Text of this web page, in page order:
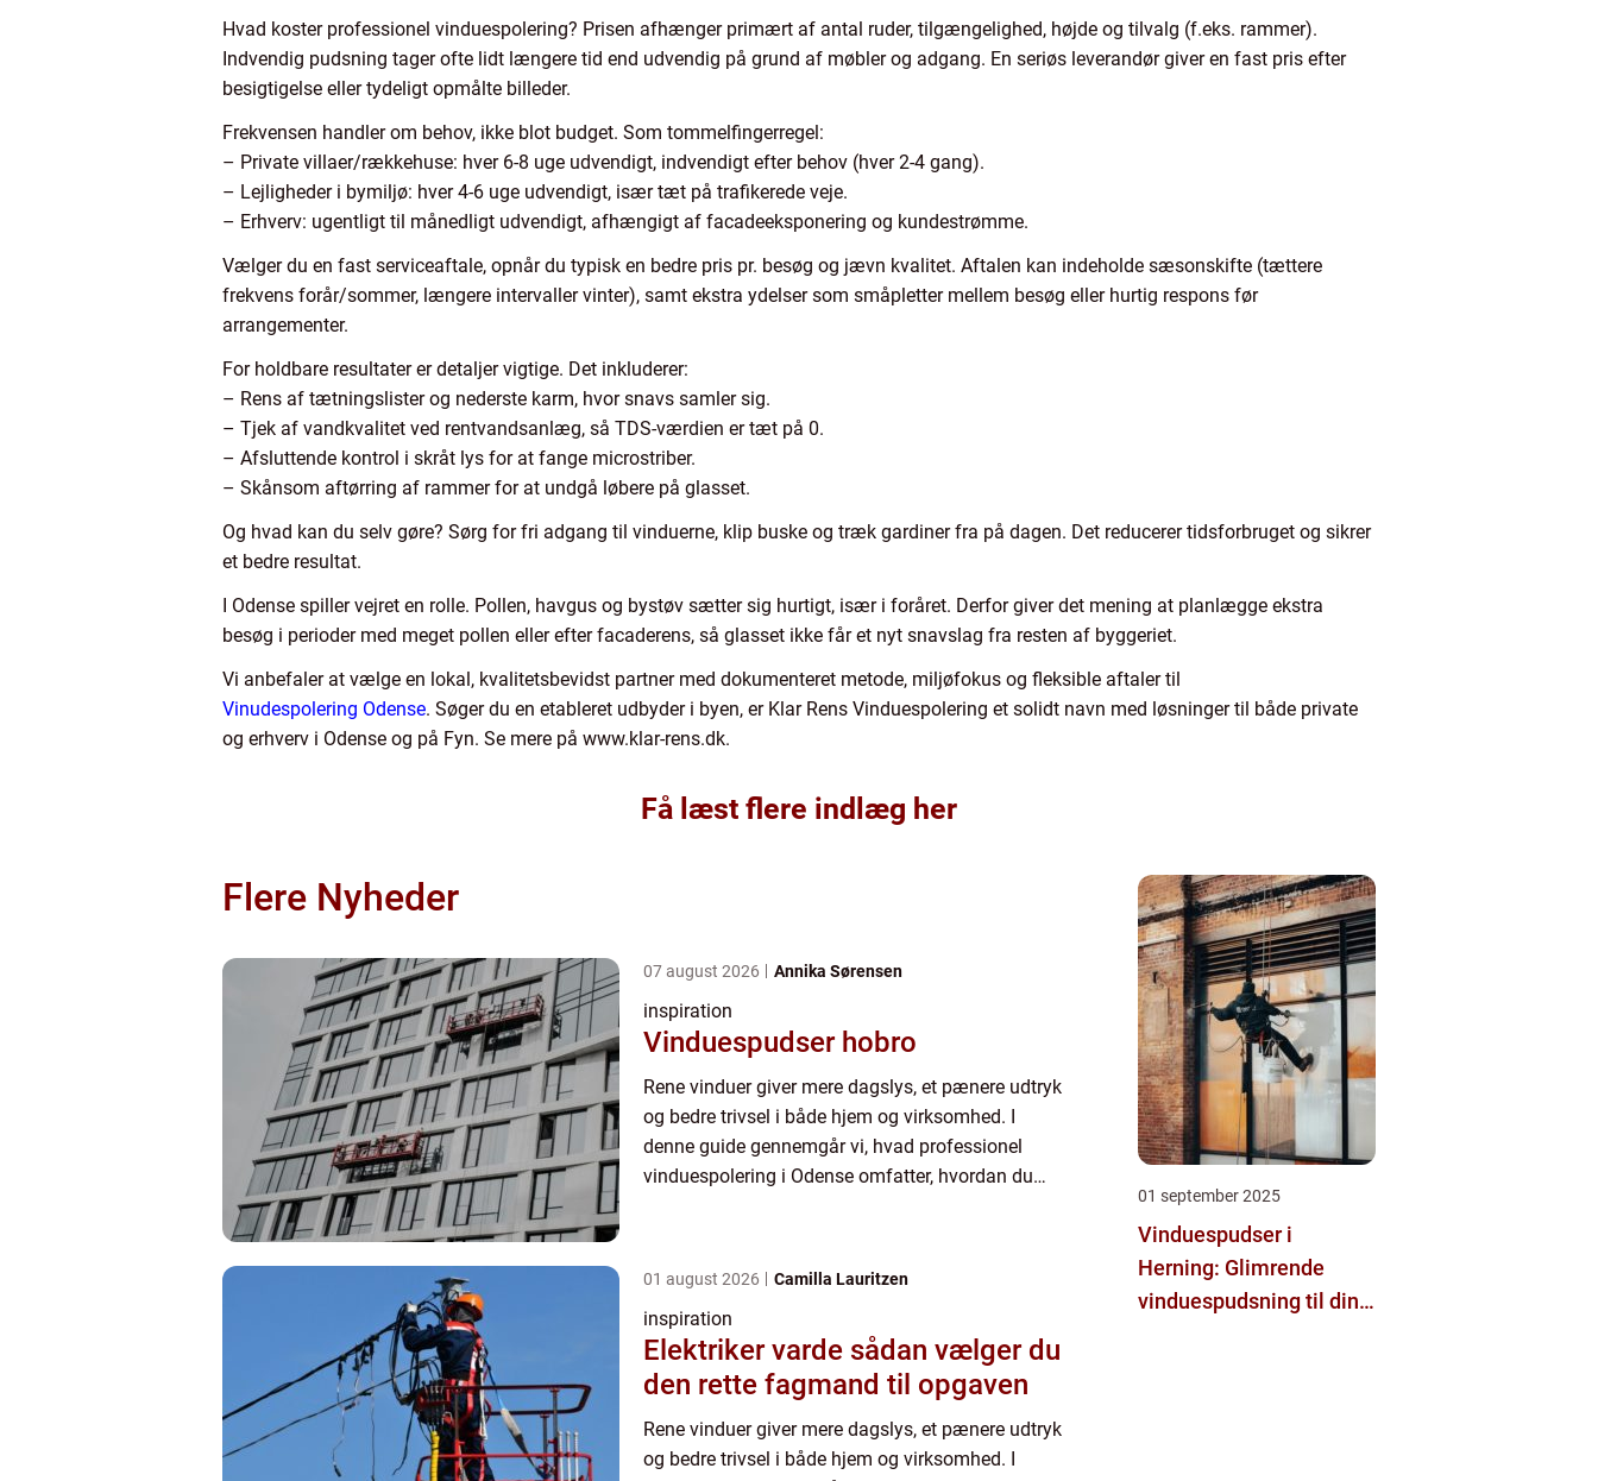
Hvad koster professionel vinduespolering? Prisen afhænger primært af antal ruder, tilgængelighed, højde og tilvalg (f.eks. rammer).
Indvendig pudsning tager ofte lidt længere tid end udvendig på grund af møbler og adgang. En seriøs leverandør giver en fast pris efter
besigtigelse eller tydeligt opmålte billeder.
Frekvensen handler om behov, ikke blot budget. Som tommelfingerregel:
– Private villaer/rækkehuse: hver 6-8 uge udvendigt, indvendigt efter behov (hver 2-4 gang).
– Lejligheder i bymiljø: hver 4-6 uge udvendigt, især tæt på trafikerede veje.
– Erhverv: ugentligt til månedligt udvendigt, afhængigt af facadeeksponering og kundestrømme.
Vælger du en fast serviceaftale, opnår du typisk en bedre pris pr. besøg og jævn kvalitet. Aftalen kan indeholde sæsonskifte (tættere
frekvens forår/sommer, længere intervaller vinter), samt ekstra ydelser som småpletter mellem besøg eller hurtig respons før
arrangementer.
For holdbare resultater er detaljer vigtige. Det inkluderer:
– Rens af tætningslister og nederste karm, hvor snavs samler sig.
– Tjek af vandkvalitet ved rentvandsanlæg, så TDS-værdien er tæt på 0.
– Afsluttende kontrol i skråt lys for at fange microstriber.
– Skånsom aftørring af rammer for at undgå løbere på glasset.
Og hvad kan du selv gøre? Sørg for fri adgang til vinduerne, klip buske og træk gardiner fra på dagen. Det reducerer tidsforbruget og sikrer
et bedre resultat.
I Odense spiller vejret en rolle. Pollen, havgus og bystøv sætter sig hurtigt, især i foråret. Derfor giver det mening at planlægge ekstra
besøg i perioder med meget pollen eller efter facaderens, så glasset ikke får et nyt snavslag fra resten af byggeriet.
Vi anbefaler at vælge en lokal, kvalitetsbevidst partner med dokumenteret metode, miljøfokus og fleksible aftaler til
Vinudespolering Odense. Søger du en etableret udbyder i byen, er Klar Rens Vinduespolering et solidt navn med løsninger til både private
og erhverv i Odense og på Fyn. Se mere på www.klar-rens.dk.
Få læst flere indlæg her
Flere Nyheder
07 august 2026 Annika Sørensen
inspiration
Vinduespudser hobro
Rene vinduer giver mere dagslys, et pænere udtryk
og bedre trivsel i både hjem og virksomhed. I
denne guide gennemgår vi, hvad professionel
vinduespolering i Odense omfatter, hvordan du
01 august 2026 Camilla Lauritzen
inspiration
Elektriker varde sådan vælger du
den rette fagmand til opgaven
Rene vinduer giver mere dagslys, et pænere udtryk
og bedre trivsel i både hjem og virksomhed. I
01 september 2025
Vinduespudser i
Herning: Glimrende
vinduespudsning til din